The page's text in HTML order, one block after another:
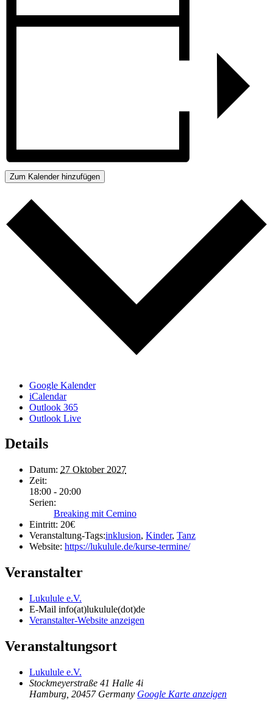
Zum Kalender hinzufügen
Google Kalender
iCalendar
Outlook 365
Outlook Live
Details
Datum: 27 Oktober 2027
Zeit:
18:00 - 20:00
Serien:
Breaking mit Cemino
Eintritt: 20€
Veranstaltung-Tags:inklusion, Kinder, Tanz
Website: https://lukulule.de/kurse-termine/
Veranstalter
Lukulule e.V.
E-Mail info(at)lukulule(dot)de
Veranstalter-Website anzeigen
Veranstaltungsort
Lukulule e.V.
Stockmeyerstraße 41 Halle 4i
Hamburg 20457 Germany Google Karte anzeigen